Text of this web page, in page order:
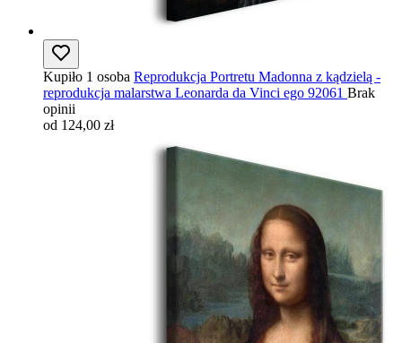
Kupiło 1 osoba Reprodukcja Portretu Madonna z kądzielą -
reprodukcja malarstwa Leonarda da Vinci ego 92061 Brak
opinii
od 124,00 zł